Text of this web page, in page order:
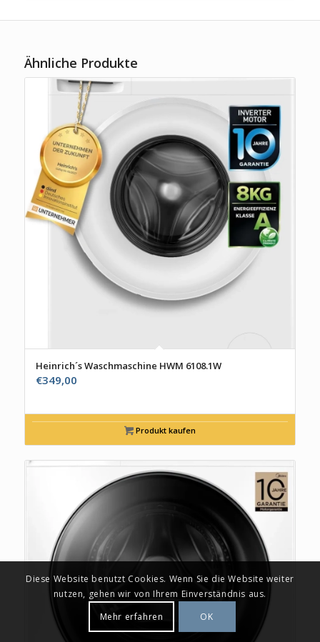
Ähnliche Produkte
Heinrich´s Waschmaschine HWM 6108.1W
€349,00
Produkt kaufen
Diese Website benutzt Cookies. Wenn Sie die Website weiter
nutzen, gehen wir von Ihrem Einverständnis aus.
Mehr erfahren
OK